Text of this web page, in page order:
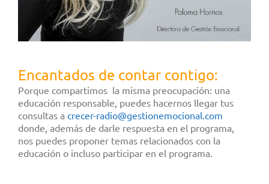
Encantados de contar contigo:
Porque compartimos la misma preocupación: una
educación responsable, puedes hacernos llegar tus
consultas a crecer-radio@gestionemocional.com
donde, además de darle respuesta en el programa,
nos puedes proponer temas relacionados con la
educación o incluso participar en el programa.